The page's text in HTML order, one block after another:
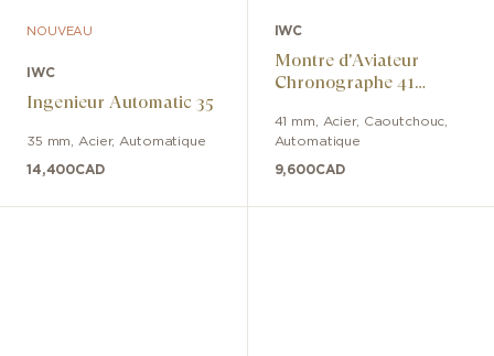
NOUVEAU
IWC
Ingenieur Automatic 35
35 mm Acier, Automatique
14,400CAD
IWC
Montre d'Aviateur
Chronographe 41
41 mm Acier, Caoutchouc
Automatique
9,600CAD